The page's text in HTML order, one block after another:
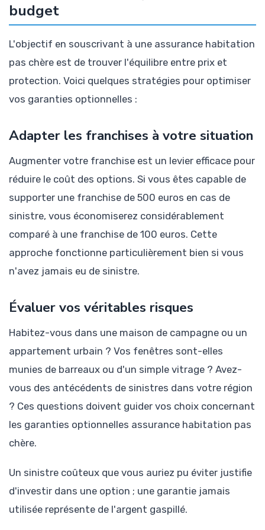
budget
L'objectif en souscrivant à une assurance habitation
pas chère est de trouver l'équilibre entre prix et
protection. Voici quelques stratégies pour optimiser
vos garanties optionnelles :
Adapter les franchises à votre situation
Augmenter votre franchise est un levier efficace pour
réduire le coût des options. Si vous êtes capable de
supporter une franchise de 500 euros en cas de
sinistre, vous économiserez considérablement
comparé à une franchise de 100 euros. Cette
approche fonctionne particulièrement bien si vous
n'avez jamais eu de sinistre.
Évaluer vos véritables risques
Habitez-vous dans une maison de campagne ou un
appartement urbain ? Vos fenêtres sont-elles
munies de barreaux ou d'un simple vitrage ? Avez-
vous des antécédents de sinistres dans votre région
? Ces questions doivent guider vos choix concernant
les garanties optionnelles assurance habitation pas
chère.
Un sinistre coûteux que vous auriez pu éviter justifie
d'investir dans une option ; une garantie jamais
utilisée représente de l'argent gaspillé.